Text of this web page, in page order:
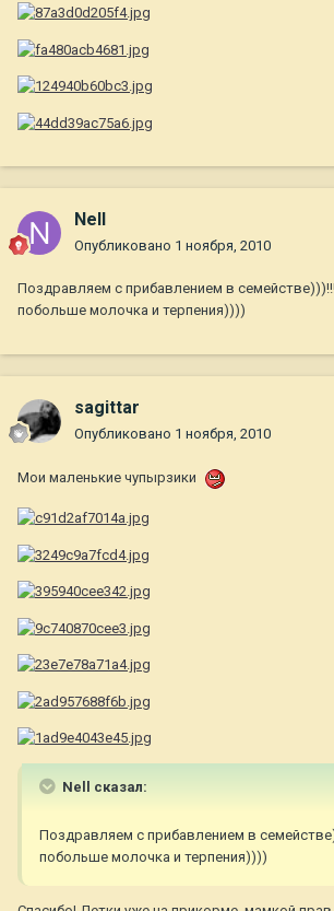
Nell
Опубликовано 1 ноября, 2010
Поздравляем с прибавлением в
побольше молочка и терпения))))
sagittar
Опубликовано 1 ноября, 2010
Мои маленькие чупырзики
Nell сказал:
Поздравляем с прибавлением в
побольше молочка и терпения))))